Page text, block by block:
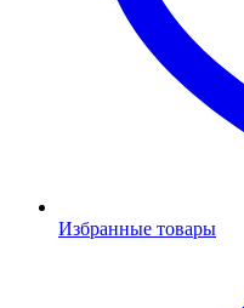
Избранные товары